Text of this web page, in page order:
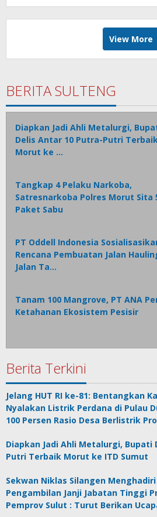
Capai 100 Persen
View More
BERITA SULTENG
Diapkan Jadi Ahli Metalurgi,
Delis Antar 10 Putra-Putri Terbaik
Morut ke …
Tangkap 4 Pelaku Narkoba,
Satresnarkoba Polres Morut Sita
Paket Sabu
PT Oddell Indonesia
Rencana Pembuatan Jalan
Jalan Ta…
Tanam 100 Mangrove, PT ANA
Ketahanan Ekosistem Pesisir
Berita Terkini
Jelang HUT RI ke-81: Bentangkan
Nyalakan Listrik Perdana di Pulau
100 Persen Rasio Desa Berlistrik
Diapkan Jadi Ahli Metalurgi, Bupati
Putri Terbaik Morut ke ITD Sumut
Sekwan Niklas Silangen
Pengambilan Janji Jabatan Tinggi
Pemprov Sulut : Turut Berikan